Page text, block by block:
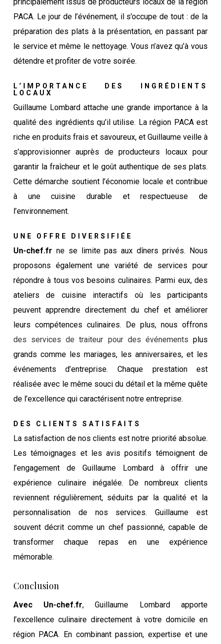
principalement issus de producteurs locaux de la région
PACA. Le jour de l’événement, il s’occupe de tout : de la
préparation des plats à la présentation, en passant par
le service et même le nettoyage. Vous n’avez qu’à vous
détendre et profiter de votre soirée.
L’IMPORTANCE DES INGRÉDIENTS
LOCAUX
Guillaume Lombard attache une grande importance à la
qualité des ingrédients qu’il utilise. La région PACA est
riche en produits frais et savoureux, et Guillaume veille à
s’approvisionner auprès de producteurs locaux pour
garantir la fraîcheur et le goût authentique de ses plats.
Cette démarche soutient l’économie locale et contribue
à une cuisine durable et respectueuse de
l’environnement.
UNE OFFRE DIVERSIFIÉE
Un-chef.fr ne se limite pas aux dîners privés. Nous
proposons également une variété de services pour
répondre à tous vos besoins culinaires. Parmi eux, des
ateliers de cuisine interactifs où les participants
peuvent apprendre directement du chef et améliorer
leurs compétences culinaires. De plus, nous offrons
des services de traiteur pour des événements plus
grands comme les mariages, les anniversaires, et les
événements d’entreprise. Chaque prestation est
réalisée avec le même souci du détail et la même quête
de l’excellence qui caractérisent notre entreprise.
DES CLIENTS SATISFAITS
La satisfaction de nos clients est notre priorité absolue.
Les témoignages et les avis positifs témoignent de
l’engagement de Guillaume Lombard à offrir une
expérience culinaire inégalée. De nombreux clients
reviennent régulièrement, séduits par la qualité et la
personnalisation de nos services. Guillaume est
souvent décrit comme un chef passionné, capable de
transformer chaque repas en une expérience
mémorable.
Conclusion
Avec Un-chef.fr, Guillaume Lombard apporte
l’excellence culinaire directement à votre domicile en
région PACA. En combinant passion, expertise et une